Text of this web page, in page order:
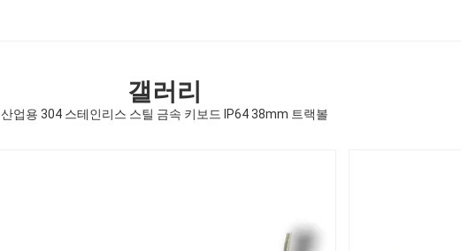
갤러리
산업용 304 스테인리스 스틸 금속 키보드 IP64 38mm 트랙볼